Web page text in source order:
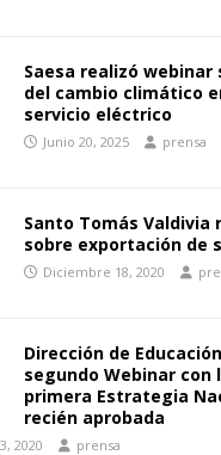
Saesa realizó
del cambio climático
servicio eléctrico
Junio 20, 2025 prensa
Santo Tomás Valdivia
sobre exportación de
Diciembre 18, 2020
Dirección de
segundo Webinar con
primera Estrategia
recién aprobada
2020 prensa